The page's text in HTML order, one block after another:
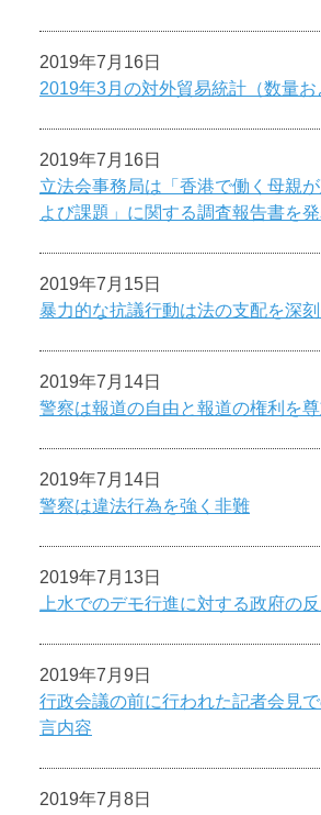
2019年7月16日
2019年3月の対外貿易統計（数量お
2019年7月16日
立法会事務局は「香港で働く母親
よび課題」に関する調査報告書を
2019年7月15日
暴力的な抗議行動は法の支配を深
2019年7月14日
警察は報道の自由と報道の権利を
2019年7月14日
警察は違法行為を強く非難
2019年7月13日
上水でのデモ行進に対する政府の
2019年7月9日
行政会議の前に行われた記者会見
言内容
2019年7月8日